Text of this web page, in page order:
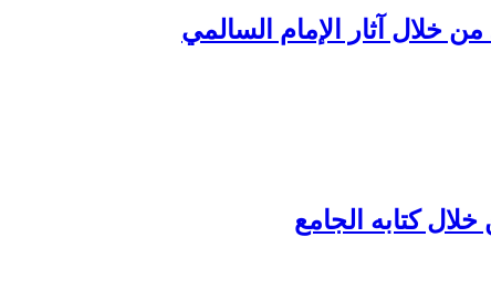
خلال آثار الإمام السالمي
كتابه الجامع